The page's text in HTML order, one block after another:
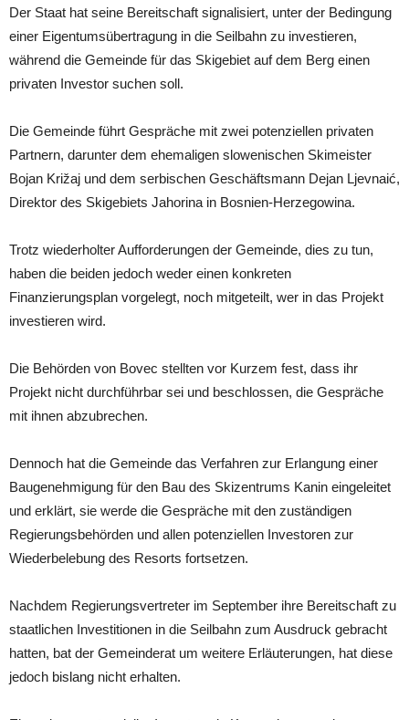
Der Staat hat seine Bereitschaft signalisiert, unter der Bedingung
einer Eigentumsübertragung in die Seilbahn zu investieren,
während die Gemeinde für das Skigebiet auf dem Berg einen
privaten Investor suchen soll.
Die Gemeinde führt Gespräche mit zwei potenziellen privaten
Partnern, darunter dem ehemaligen slowenischen Skimeister
Bojan Križaj und dem serbischen Geschäftsmann Dejan Ljevnaić,
Direktor des Skigebiets Jahorina in Bosnien-Herzegowina.
Trotz wiederholter Aufforderungen der Gemeinde, dies zu tun,
haben die beiden jedoch weder einen konkreten
Finanzierungsplan vorgelegt, noch mitgeteilt, wer in das Projekt
investieren wird.
Die Behörden von Bovec stellten vor Kurzem fest, dass ihr
Projekt nicht durchführbar sei und beschlossen, die Gespräche
mit ihnen abzubrechen.
Dennoch hat die Gemeinde das Verfahren zur Erlangung einer
Baugenehmigung für den Bau des Skizentrums Kanin eingeleitet
und erklärt, sie werde die Gespräche mit den zuständigen
Regierungsbehörden und allen potenziellen Investoren zur
Wiederbelebung des Resorts fortsetzen.
Nachdem Regierungsvertreter im September ihre Bereitschaft zu
staatlichen Investitionen in die Seilbahn zum Ausdruck gebracht
hatten, bat der Gemeinderat um weitere Erläuterungen, hat diese
jedoch bislang nicht erhalten.